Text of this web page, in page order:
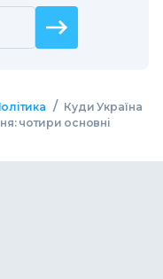
/ Куди Україна
чотири основні